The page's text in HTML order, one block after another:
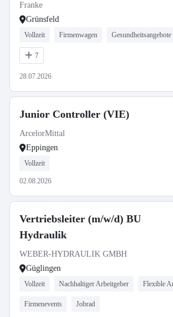
Franke
Grünsfeld
Vollzeit Firmenwagen Gesundheitsangebote
7
28.07.2026
Junior Controller (VIE)
ArcelorMittal
Eppingen
Vollzeit
02.08.2026
Vertriebsleiter (m/w/d) BU
Hydraulik
WEBER-HYDRAULIK GMBH
Güglingen
Vollzeit Nachhaltiger Arbeitgeber Flexible
Firmenevents Jobrad